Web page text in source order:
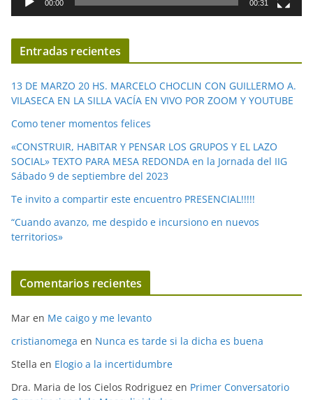
í
d
o
00:00 00:31
Entradas recientes
13 DE MARZO 20 HS. MARCELO CHOCLIN CON GUILLERMO A.
VILASECA EN LA SILLA VACÍA EN VIVO POR ZOOM Y YOUTUBE
Como tener momentos felices
«CONSTRUIR, HABITAR Y PENSAR LOS GRUPOS Y EL LAZO
SOCIAL» TEXTO PARA MESA REDONDA en la Jornada del IIG
Sábado 9 de septiembre del 2023
Te invito a compartir este encuentro PRESENCIAL!!!!!
“Cuando avanzo, me despido e incursiono en nuevos
territorios»
Comentarios recientes
Mar en Me caigo y me levanto
cristianomega en Nunca es tarde si la dicha es buena
Stella en Elogio a la incertidumbre
Dra. Maria de los Cielos Rodriguez en Primer Conversatorio